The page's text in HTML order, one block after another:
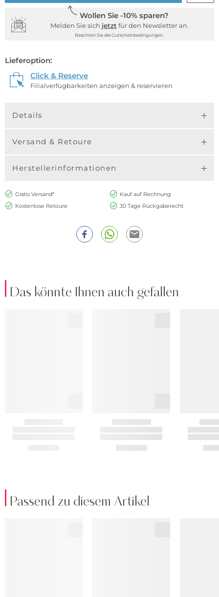
Wollen Sie -10% sparen?
Melden Sie sich jetzt für den Newsletter an.
Beachten Sie die Gutscheinbedingungen.
Lieferoption:
Click & Reserve
Filialverfügbarkeiten anzeigen & reservieren
Details
Versand & Retoure
Herstellerinformationen
Gratis Versand*
Kauf auf Rechnung
Kostenlose Retoure
30 Tage Rückgaberecht
Das könnte Ihnen auch gefallen
Passend zu diesem Artikel